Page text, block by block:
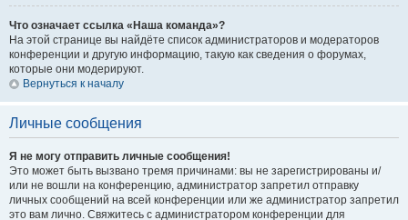
Что означает ссылка «Наша команда»?
На этой странице вы найдёте список администраторов и модераторов
конференции и другую информацию, такую как сведения о форумах,
которые они модерируют.
Вернуться к началу
Личные сообщения
Я не могу отправить личные сообщения!
Это может быть вызвано тремя причинами: вы не зарегистрированы и/
или не вошли на конференцию, администратор запретил отправку
личных сообщений на всей конференции или же администратор запретил
это вам лично. Свяжитесь с администратором конференции для